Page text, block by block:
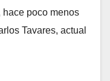
hace poco menos
Tavares, actual